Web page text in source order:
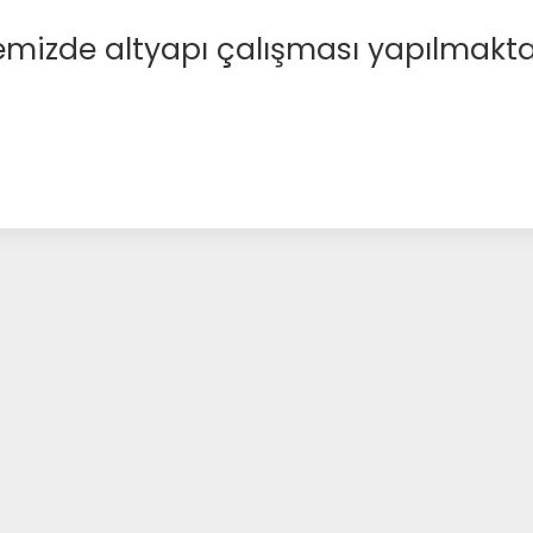
altyapı çalışması